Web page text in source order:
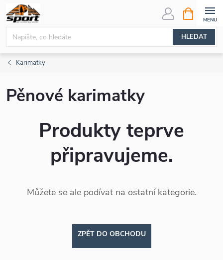
Přejít
na
obsah
HLEDAT
NÁKUPNÍ
KOŠÍK
Karimatky
Pěnové karimatky
Produkty teprve
připravujeme.
Můžete se ale podívat na ostatní kategorie.
ZPĚT DO OBCHODU